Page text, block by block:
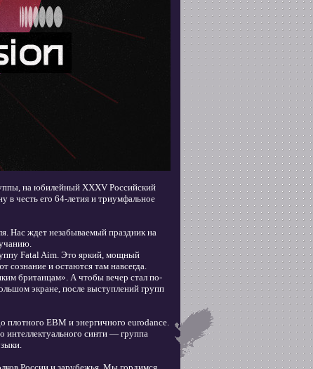
на юбилейный XXXV Российский
честь его 64-летия и триумфальное
Нас ждет незабываемый праздник на
Fatal Aim. Это яркий, мощный
и остаются там навсегда.
британцам». А чтобы вечер стал по-
экране, после выступлений групп
плотного EBM и энергичного eurodance.
интеллектуального синти — группа